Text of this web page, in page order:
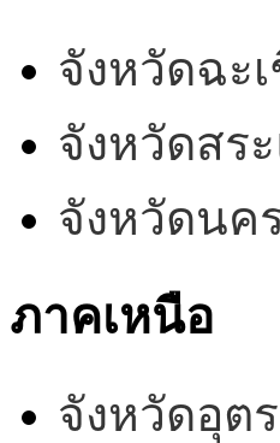
จังหวัดฉะเ
จังหวัดสร
จังหวัดนค
ภาคเหนือ
จังหวัดอุต